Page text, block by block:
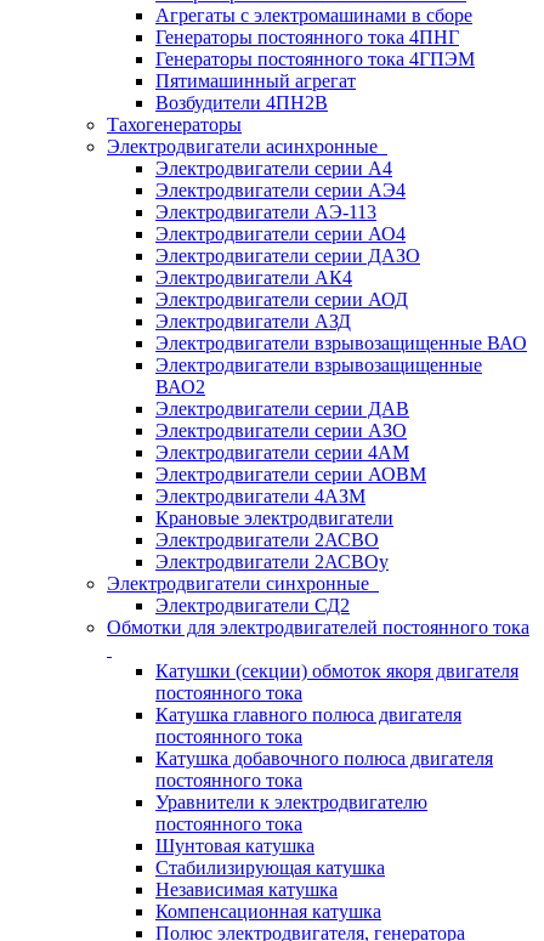
Агрегаты с электромашинами в сборе
Генераторы постоянного тока 4ПНГ
Генераторы постоянного тока 4ГПЭМ
Пятимашинный агрегат
Возбудители 4ПН2В
Тахогенераторы
Электродвигатели асинхронные
Электродвигатели серии А4
Электродвигатели серии АЭ4
Электродвигатели АЭ-113
Электродвигатели серии АО4
Электродвигатели серии ДАЗО
Электродвигатели АК4
Электродвигатели серии АОД
Электродвигатели АЗД
Электродвигатели взрывозащищенные ВАО
Электродвигатели взрывозащищенные
ВАО2
Электродвигатели серии ДАВ
Электродвигатели серии АЗО
Электродвигатели серии 4АМ
Электродвигатели серии АОВМ
Электродвигатели 4АЗМ
Крановые электродвигатели
Электродвигатели 2АСВО
Электродвигатели 2АСВОу
Электродвигатели синхронные
Электродвигатели СД2
Обмотки для электродвигателей постоянного тока
Катушки (секции) обмоток якоря двигателя
постоянного тока
Катушка главного полюса двигателя
постоянного тока
Катушка добавочного полюса двигателя
постоянного тока
Уравнители к электродвигателю
постоянного тока
Шунтовая катушка
Стабилизирующая катушка
Независимая катушка
Компенсационная катушка
Полюс электродвигателя, генератора